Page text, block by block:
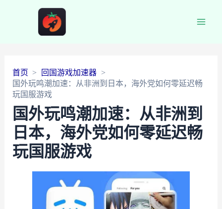
首页
回国游戏加速器
国外玩鸣潮加速：从非洲到日本，海外党如何零延迟畅
玩国服游戏
国外玩鸣潮加速：从非洲到
日本，海外党如何零延迟畅
玩国服游戏